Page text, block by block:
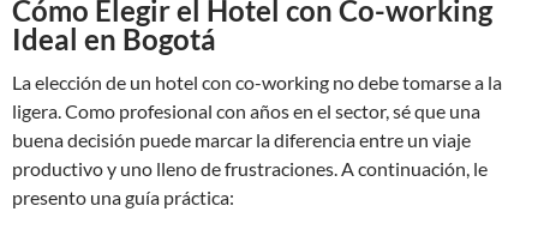
Cómo Elegir el Hotel con Co-working
Ideal en Bogotá
La elección de un hotel con co-working no debe tomarse a la
ligera. Como profesional con años en el sector, sé que una
buena decisión puede marcar la diferencia entre un viaje
productivo y uno lleno de frustraciones. A continuación, le
presento una guía práctica: